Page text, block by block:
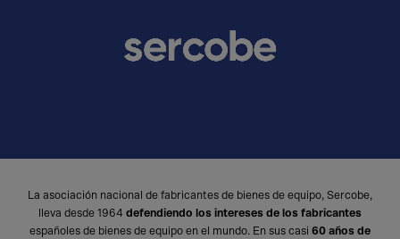
La asociación nacional de fabricantes de bienes de equipo, Sercobe,
lleva desde 1964 defendiendo los intereses de los fabricantes
españoles de bienes de equipo en el mundo. En sus casi 60 años de